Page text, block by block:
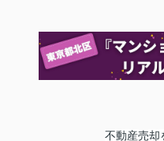
不動産売却